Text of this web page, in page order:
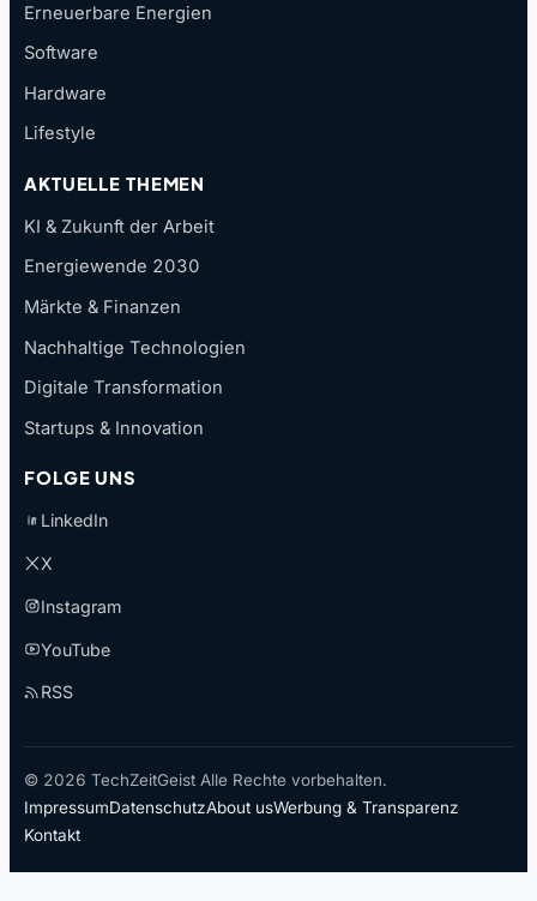
Erneuerbare Energien
Software
Hardware
Lifestyle
AKTUELLE THEMEN
KI & Zukunft der Arbeit
Energiewende 2030
Märkte & Finanzen
Nachhaltige Technologien
Digitale Transformation
Startups & Innovation
FOLGE UNS
LinkedIn
X
Instagram
YouTube
RSS
© 2026 TechZeitGeist Alle Rechte vorbehalten.
ImpressumDatenschutzAbout usWerbung & Transparenz
Kontakt